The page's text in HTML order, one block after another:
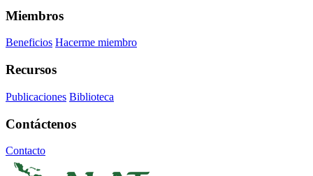
Miembros
Beneficios Hacerme miembro
Recursos
Publicaciones Biblioteca
Contáctenos
Contacto